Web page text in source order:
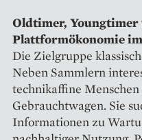
Oldtimer, Youngtimer
Plattformökonomie
Die Zielgruppe
Neben Sammlern
technikaffine
Gebrauchtwagen. Sie
Informationen zu